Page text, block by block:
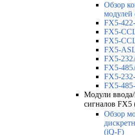
Обзор
модулей
FX5-
FX5-
FX5-
FX5-
FX5-
FX5-
FX5-
FX5-
Модули
сигналов FX5
Обзор
(iQ-F)